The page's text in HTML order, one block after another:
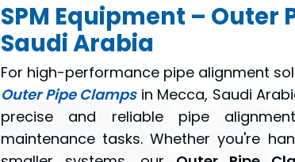
SPM Equipment – Outer
Saudi Arabia
For high-performance pipe alignment
Outer Pipe Clampsin Mecca, Saudi
precise and reliable pipe
maintenance tasks. Whether you're